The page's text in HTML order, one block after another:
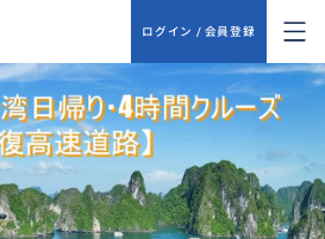
ログイン / 会員登録